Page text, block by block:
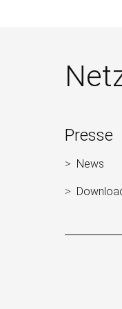
Presse
Navigation
News